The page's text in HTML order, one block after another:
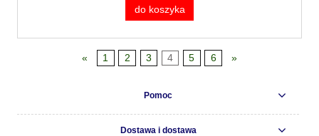
do koszyka
« 1 2 3 4 5 6 »
Pomoc
Dostawa i dostawa